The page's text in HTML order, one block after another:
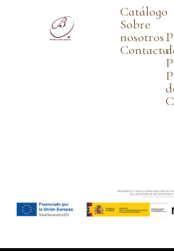
Catálogo
Sobre
nosotros
Contacto